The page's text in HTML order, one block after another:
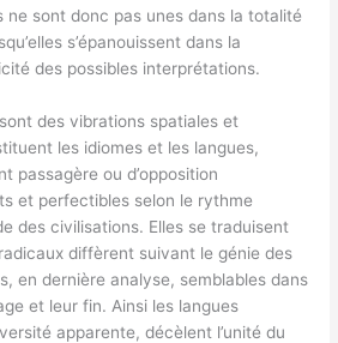
ne sont donc pas unes dans la totalité
s’épanouissent dans la
des possibles interprétations.
des vibrations spatiales et
les idiomes et les langues,
passagère ou d’opposition
et perfectibles selon le rythme
des civilisations. Elles se traduisent
diffèrent suivant le génie des
en dernière analyse, semblables dans
et leur fin. Ainsi les langues
apparente, décèlent l’unité du